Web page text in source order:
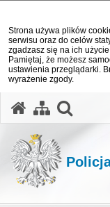
Strona używa plików
serwisu oraz do celów
zgadzasz się na ich
Pamiętaj, że możesz
ustawienia przeglądarki.
wyrażenie zgody.